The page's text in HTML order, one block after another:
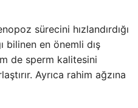
sürecini hızlandırdığı
bilinen en önemli dış
de sperm kalitesini
Ayrıca rahim ağzına